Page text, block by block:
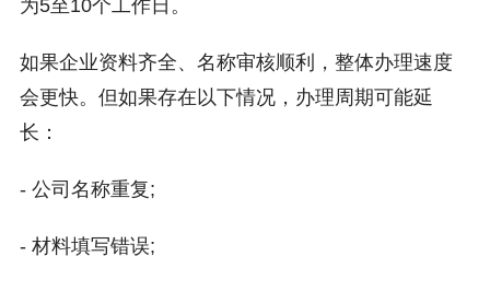
为5至10个工作日。
如果企业资料齐全、名称审核顺利，整体办理速度
会更快。但如果存在以下情况，办理周期可能延
长：
- 公司名称重复;
- 材料填写错误;